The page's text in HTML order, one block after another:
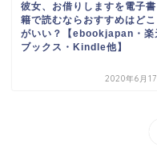
彼女、お借りしますを電子書
籍で読むならおすすめはどこ
がいい？【ebookjapan・楽
ブックス・Kindle他】
2020年6月17